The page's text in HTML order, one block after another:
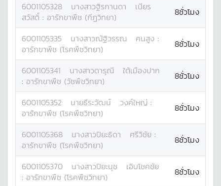
6001105328 นางสาวฐิรกานดา
เนียร
สวัสดิ์ : อารักขาพืช (กีฏวิทยา) 8ชั่วโมง
6001105335 นางสาวณัฐิวรรณ คนสูง :
อารักขาพืช (โรคพืชวิทยา)
8ชั่วโมง
6001105341 นางสาวดารุณี
ใต้เมืองปาก
: อารักขาพืช (วัชพืชวิทยา) 8ชั่วโมง
6001105352 นายธีระวัฒน์ วงค์ใหญ่ :
อารักขาพืช (โรคพืชวิทยา)
8ชั่วโมง
6001105368 นางสาวปิยะธิดา ศรีวิชัย :
อารักขาพืช (โรคพืชวิทยา)
8ชั่วโมง
6001105370 นางสาวปิยะนุช
เอิบโชคชัย
: อารักขาพืช (โรคพืชวิทยา) 8ชั่วโมง